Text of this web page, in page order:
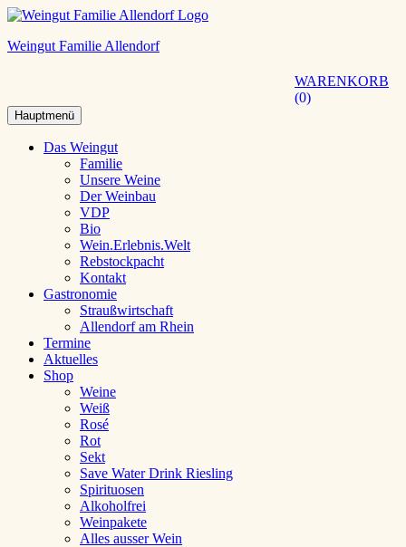
Weingut Familie Allendorf
WARENKORB
0
Hauptmenü
Das Weingut
Familie
Unsere Weine
Der Weinbau
VDP
Bio
Wein.Erlebnis.Welt
Rebstockpacht
Kontakt
Gastronomie
Straußwirtschaft
Allendorf am Rhein
Termine
Aktuelles
Shop
Weine
Weiß
Rosé
Rot
Sekt
Save Water Drink Riesling
Spirituosen
Alkoholfrei
Weinpakete
Alles ausser Wein